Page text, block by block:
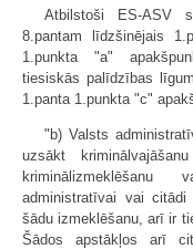
Atbilstoši ES-ASV
8.pantam līdzšinējais
1.punkta "a"
tiesiskās palīdzības
1.panta 1.punkta "c"
"b) Valsts
uzsākt
administratīvai vai
šādu izmeklēšanu, arī ir
Šādos apstākļos arī